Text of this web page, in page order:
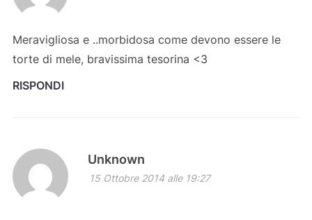
Meravigliosa e ..morbidosa come devono essere le
torte di mele, bravissima tesorina <3
RISPONDI
Unknown
15 Ottobre 2014 alle 19:27